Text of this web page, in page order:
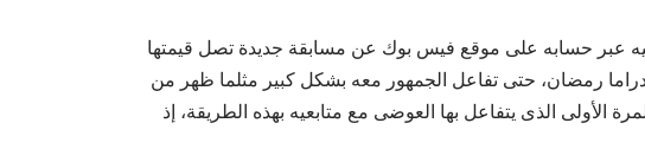
عبر حسابه على موقع فيس بوك عن مسابقة جديدة تصل قيمتها
دراما رمضان، حتى تفاعل الجمهور معه بشكل كبير مثلما ظهر من
الأولى الذى يتفاعل بها العوضى مع متابعيه بهذه الطريقة، إذ